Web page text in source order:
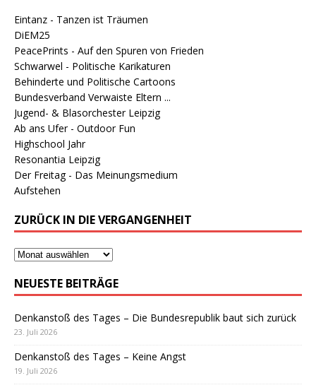
Eintanz - Tanzen ist Träumen
DiEM25
PeacePrints - Auf den Spuren von Frieden
Schwarwel - Politische Karikaturen
Behinderte und Politische Cartoons
Bundesverband Verwaiste Eltern ...
Jugend- & Blasorchester Leipzig
Ab ans Ufer - Outdoor Fun
Highschool Jahr
Resonantia Leipzig
Der Freitag - Das Meinungsmedium
Aufstehen
ZURÜCK IN DIE VERGANGENHEIT
NEUESTE BEITRÄGE
Denkanstoß des Tages – Die Bundesrepublik baut sich zurück
23. Juli 2026
Denkanstoß des Tages – Keine Angst
19. Juli 2026